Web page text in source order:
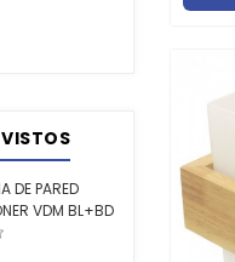
DE PARED
VDM BL+BD